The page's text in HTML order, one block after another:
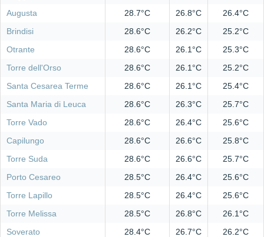
Augusta 28.7°C 26.8°C
26.4°C
Brindisi
28.6°C 26.2°C
25.2°C
Otrante
28.6°C 26.1°C
25.3°C
Torre dell'Orso
28.6°C 26.1°C
25.2°C
Santa Cesarea Terme
28.6°C 26.1°C
25.4°C
Santa Maria di Leuca
28.6°C 26.3°C
25.7°C
Torre Vado
28.6°C 26.4°C
25.6°C
Capilungo
28.6°C 26.6°C
25.8°C
Torre Suda
28.6°C 26.6°C
25.7°C
Porto Cesareo
28.5°C 26.4°C
25.6°C
Torre Lapillo
28.5°C 26.4°C
25.6°C
Torre Melissa
28.5°C 26.8°C
26.1°C
Soverato
28.4°C 26.7°C
26.2°C